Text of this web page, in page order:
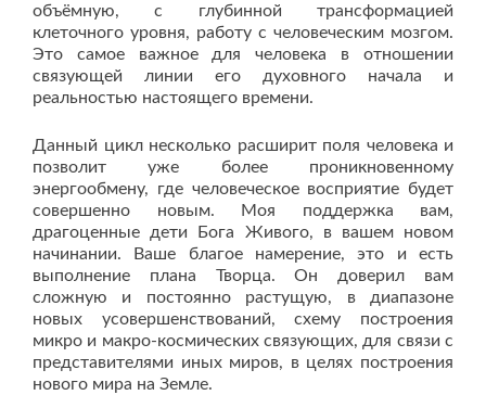
объёмную, с глубинной трансформацией
клеточного уровня, работу с человеческим мозгом.
Это самое важное для человека в отношении
связующей линии его духовного начала и
реальностью настоящего времени.
Данный цикл несколько расширит поля человека и
позволит уже более проникновенному
энергообмену, где человеческое восприятие будет
совершенно новым. Моя поддержка вам,
драгоценные дети Бога Живого, в вашем новом
начинании. Ваше благое намерение, это и есть
выполнение плана Творца. Он доверил вам
сложную и постоянно растущую, в диапазоне
новых усовершенствований, схему построения
микро и макро-космических связующих, для связи с
представителями иных миров, в целях построения
нового мира на Земле.